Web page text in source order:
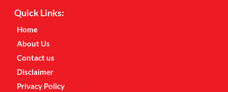
Quick Links:
Home
About Us
Contact us
Disclaimer
Privacy Policy